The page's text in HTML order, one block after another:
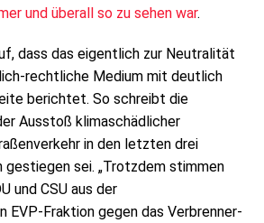
und überall so zu sehen war.
dass das eigentlich zur Neutralität
rechtliche Medium mit deutlich
berichtet. So schreibt die
Ausstoß klimaschädlicher
in den letzten drei
sei. „Trotzdem stimmen
und CSU aus der
EVP-Fraktion gegen das Verbrenner-